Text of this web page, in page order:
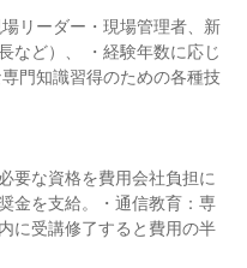
リーダー・現場管理者、新
など）、 ・経験年数に応じ
門知識習得のための各種技
要な資格を費用会社負担に
金を支給。・通信教育：専
に受講修了すると費用の半